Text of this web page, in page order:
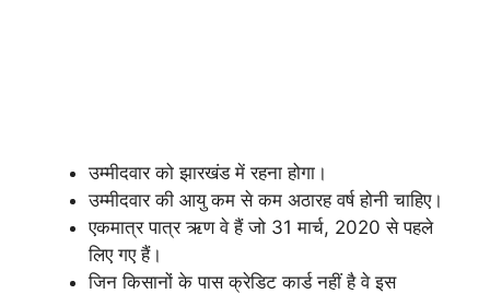
उम्मीदवार को झारखंड में रहना होगा।
उम्मीदवार की आयु कम से कम अठारह वर्ष होनी चाहिए।
एकमात्र पात्र ऋण वे हैं जो 31 मार्च, 2020 से पहले
लिए गए हैं।
जिन किसानों के पास क्रेडिट कार्ड नहीं है वे इस